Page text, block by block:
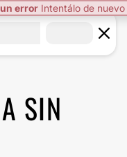
error Intentálo de nuevo
SIN